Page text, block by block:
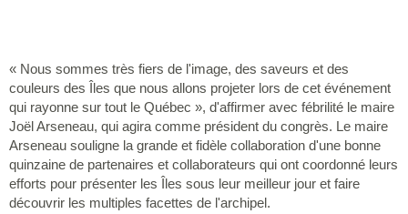
« Nous sommes très fiers de l'image, des saveurs et des
couleurs des Îles que nous allons projeter lors de cet événement
qui rayonne sur tout le Québec », d'affirmer avec fébrilité le maire
Joël Arseneau, qui agira comme président du congrès. Le maire
Arseneau souligne la grande et fidèle collaboration d'une bonne
quinzaine de partenaires et collaborateurs qui ont coordonné leurs
efforts pour présenter les Îles sous leur meilleur jour et faire
découvrir les multiples facettes de l'archipel.